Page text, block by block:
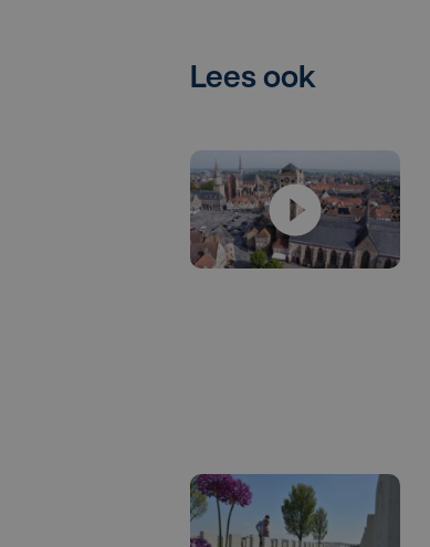
Lees ook